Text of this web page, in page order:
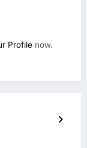
Profile now.